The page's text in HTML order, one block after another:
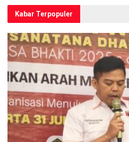
Kabar Terpopuler